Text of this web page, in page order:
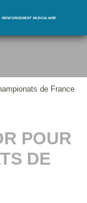
MUSCULAIRE
de France
POUR
DE